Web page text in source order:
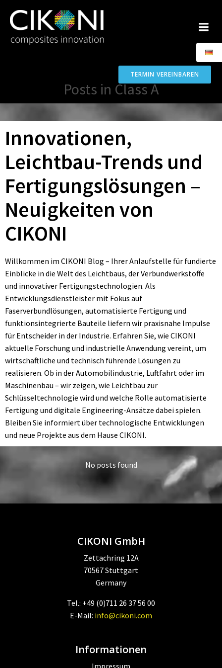
TERMIN VEREINBAREN
Posts in Class A
Innovationen,
Leichtbau-Trends und
Fertigungslösungen –
Neuigkeiten von
CIKONI
Willkommen im CIKONI Blog – Ihrer Anlaufstelle für fundierte
Einblicke in die Welt des Leichtbaus, der Verbundwerkstoffe
und innovativer Fertigungstechnologien. Als
Entwicklungsdienstleister mit Fokus auf
Faserverbundlösungen, automatisierte Fertigung und
funktionsintegrierte Bauteile liefern wir praxisnahe Impulse
für Entscheider in der Industrie. Erfahren Sie, wie CIKONI
aktuelle Forschung und industrielle Anwendung vereint, um
wirtschaftliche und technisch führende Lösungen zu
realisieren. Ob in der Automobilindustrie, Luftfahrt oder im
Maschinenbau – wir zeigen, wie Leichtbau zur
Schlüsseltechnologie wird und welche Rolle automatisierte
Fertigung und digitale Engineering-Ansätze dabei spielen.
Bleiben Sie informiert über technologische Entwicklungen
und neue Projekte aus dem Hause CIKONI.
No posts found
CIKONI GmbH
Zettachring 12A
70567 Stuttgart
Germany
Tel.: +49 (0)711 26 37 56 00
E-Mail: info@cikoni.com
Informationen
Impressum